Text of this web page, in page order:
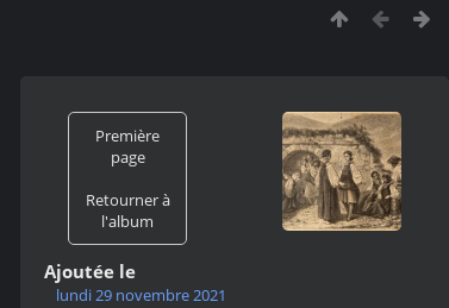
Première
page
Retourner à
l'album
Ajoutée le
lundi 29 novembre 2021